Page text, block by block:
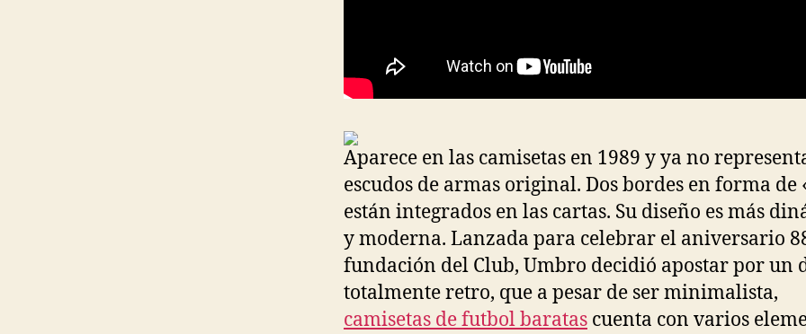
Aparece en las camisetas en 1989 y ya no
escudos de armas original. Dos bordes en forma de
están integrados en las cartas. Su diseño es más
y moderna. Lanzada para celebrar el aniversario
fundación del Club, Umbro decidió apostar por un
totalmente retro, que a pesar de ser minimalista,
camisetas de futbol baratas cuenta con varios